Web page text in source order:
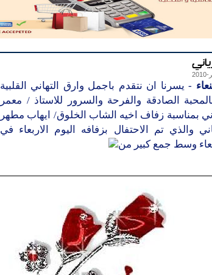
- يسرنا ان نتقدم باجمل وارق التهاني القلبية
الصادقة والفرحة والسرور للاستاذ / معمر
بمناسبة زفاف اخيه الشاب الخلوق/ ايهاب مطهر
والذي تم الاحتفال بزفافه اليوم الاربعاء في
وسط جمع كبير من